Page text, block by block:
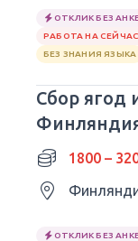
ОТКЛИК БЕЗ
РАБОТА НА СЕЙЧАС
БЕЗ ЗНАНИЯ ЯЗЫКА
Сбор ягод
1800 –
ОТКЛИК БЕЗ